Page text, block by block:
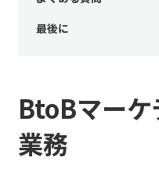
最後に
BtoBマー
業務